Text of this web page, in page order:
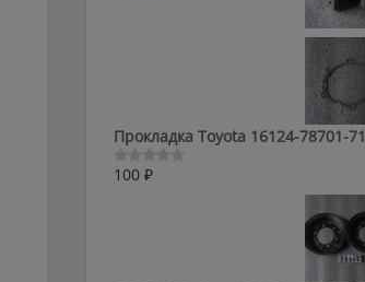
Прокладка Toyota 16124-78701-71
Оценка
100 ₽